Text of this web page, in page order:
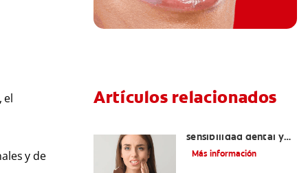
el
y de
Artículos relacionados
sensibilidad dental y
cómo tratarla
Más información